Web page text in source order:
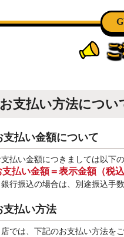
お支払い方法につい
支払い金額について
払い金額につきましては以下
支払い金額＝表示金額（税
行振込の場合は、別途振込手
支払い方法
では、下記のお支払い方法を